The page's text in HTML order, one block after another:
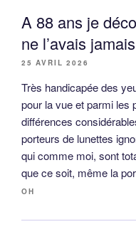
A 88 ans je
ne l’avais
25 AVRIL 2026
Très handicapée des
pour la vue et parmi les
différences
porteurs de lunettes
qui comme moi, sont
que ce soit, même la
OH